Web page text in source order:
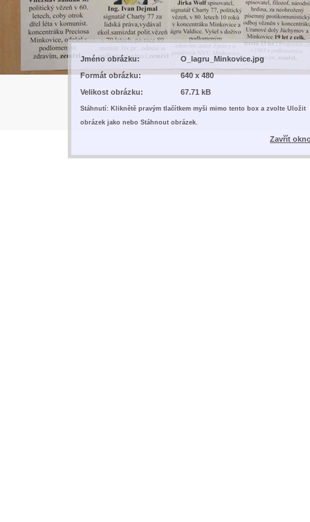
Jméno obrázku:
O_lagru_Minkovice.jpg
Formát obrázku:
640 x 480
Velikost obrázku:
67.71 kB
Stáhnutí: Kliknětě pravým tlačítkem myši mimo tento box a zvolte Uložit
obrázek jako nebo Stáhnout obrázek.
Zavřít